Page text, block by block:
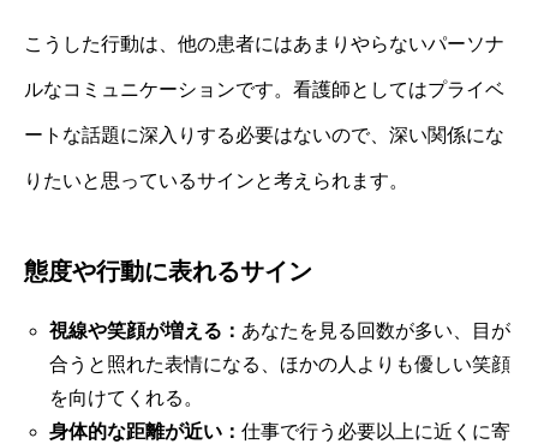
こうした行動は、他の患者にはあまりやらないパーソナ
ルなコミュニケーションです。看護師としてはプライベ
ートな話題に深入りする必要はないので、深い関係にな
りたいと思っているサインと考えられます。
態度や行動に表れるサイン
視線や笑顔が増える： あなたを見る回数が多い、目が
合うと照れた表情になる、ほかの人よりも優しい笑顔
を向けてくれる。
身体的な距離が近い： 仕事で行う必要以上に近くに寄